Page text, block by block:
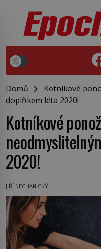
Domů
Kotníkové
doplňkem léta 2020!
Kotníkové
2020!
JIŘÍ NECHANICKÝ